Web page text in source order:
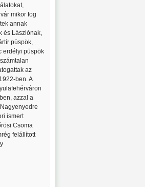
mikor fog
annak
és Lászlónak,
püspök,
erdélyi püspök
az
ben. A
azzal a
ismert
Csoma
felállított